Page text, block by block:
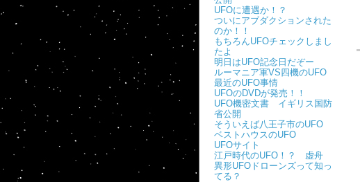
UFOに遭遇か！？
ついにアブダクションされた
のか！！
もちろんUFOチェックしまし
たよ
明日はUFO記念日だぞー
ルーマニア軍VS四機のUFO
最近のUFO事情
UFOのDVDが発売！！
UFO機密文書 イギリス国防
省公開
そういえば八王子市のUFO
ベストハウスのUFO
UFOサイト
江戸時代のUFO！？ 虚舟
異形UFOドローンズって知っ
てる？